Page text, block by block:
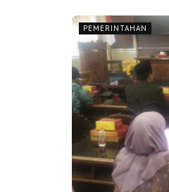
PEMERINTAHAN